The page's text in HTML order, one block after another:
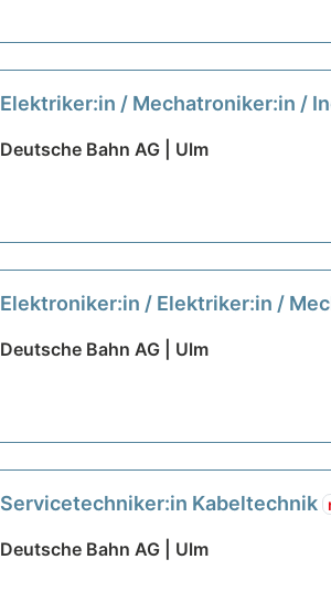
Elektriker:in / Mechatroniker:in /
Deutsche Bahn AG | Ulm
Elektroniker:in / Elektriker:in /
Deutsche Bahn AG | Ulm
Servicetechniker:in Kabeltechnik
Deutsche Bahn AG | Ulm